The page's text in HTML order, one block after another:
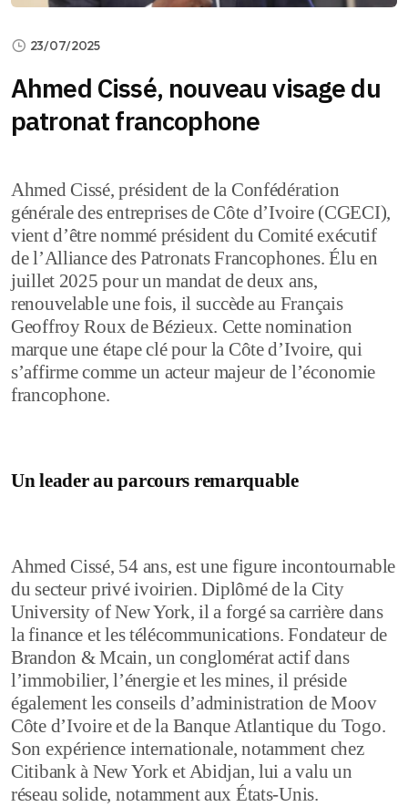
23/07/2025
Ahmed Cissé, nouveau visage du
patronat francophone
Ahmed Cissé, président de la Confédération
générale des entreprises de Côte d’Ivoire (CGECI),
vient d’être nommé président du Comité exécutif
de l’Alliance des Patronats Francophones. Élu en
juillet 2025 pour un mandat de deux ans,
renouvelable une fois, il succède au Français
Geoffroy Roux de Bézieux. Cette nomination
marque une étape clé pour la Côte d’Ivoire, qui
s’affirme comme un acteur majeur de l’économie
francophone.
Un leader au parcours remarquable
Ahmed Cissé, 54 ans, est une figure incontournable
du secteur privé ivoirien. Diplômé de la City
University of New York, il a forgé sa carrière dans
la finance et les télécommunications. Fondateur de
Brandon & Mcain, un conglomérat actif dans
l’immobilier, l’énergie et les mines, il préside
également les conseils d’administration de Moov
Côte d’Ivoire et de la Banque Atlantique du Togo.
Son expérience internationale, notamment chez
Citibank à New York et Abidjan, lui a valu un
réseau solide, notamment aux États-Unis.